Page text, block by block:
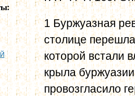
1 Буржуазная
столице
которой встали
крыла
провозгласило